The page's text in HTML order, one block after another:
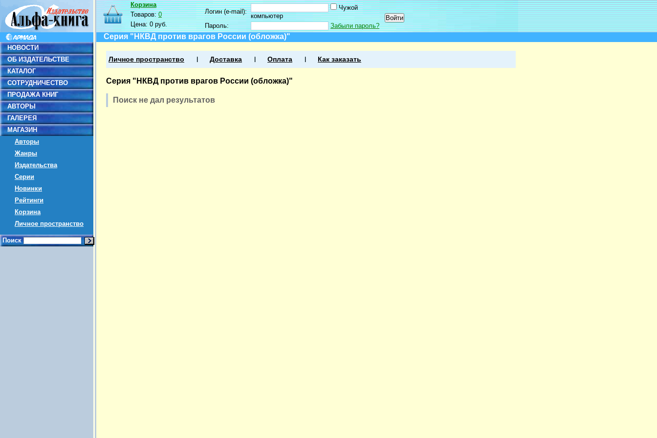
НОВОСТИ
ОБ ИЗДАТЕЛЬСТВЕ
КАТАЛОГ
СОТРУДНИЧЕСТВО
ПРОДАЖА КНИГ
АВТОРЫ
ГАЛЕРЕЯ
МАГАЗИН
Авторы
Жанры
Издательства
Серии
Новинки
Рейтинги
Корзина
Личное пространство
Поиск
Корзина
Товаров:0
Цена:0 руб.
Логин (e-mail):
Чужой
компьютер
Пароль:
Забыли пароль?
Серия "НКВД против врагов России (обложка)"
Личное пространство Доставка Оплата Как заказать
Серия "НКВД против врагов России (обложка)"
Поиск не дал результатов